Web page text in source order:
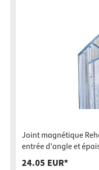
Joint magnétique
entrée d'angle et
2000 mm
24.05 EUR*